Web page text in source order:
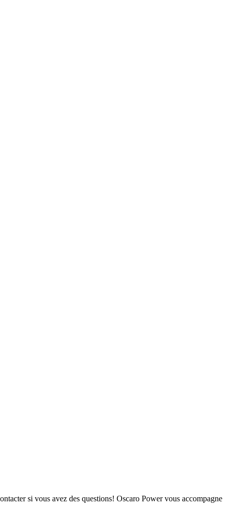
si vous avez des questions! Oscaro Power vous accompagne